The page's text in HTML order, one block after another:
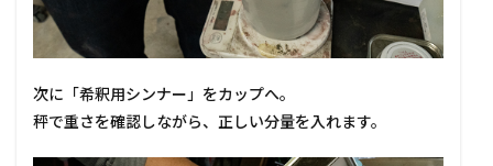
次に「希釈用シンナー」をカップへ。
秤で重さを確認しながら、正しい分量を入れます。